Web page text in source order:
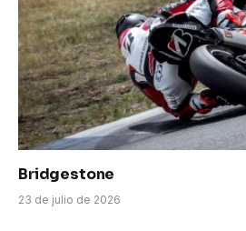
Bridgestone
23 de julio de 2026